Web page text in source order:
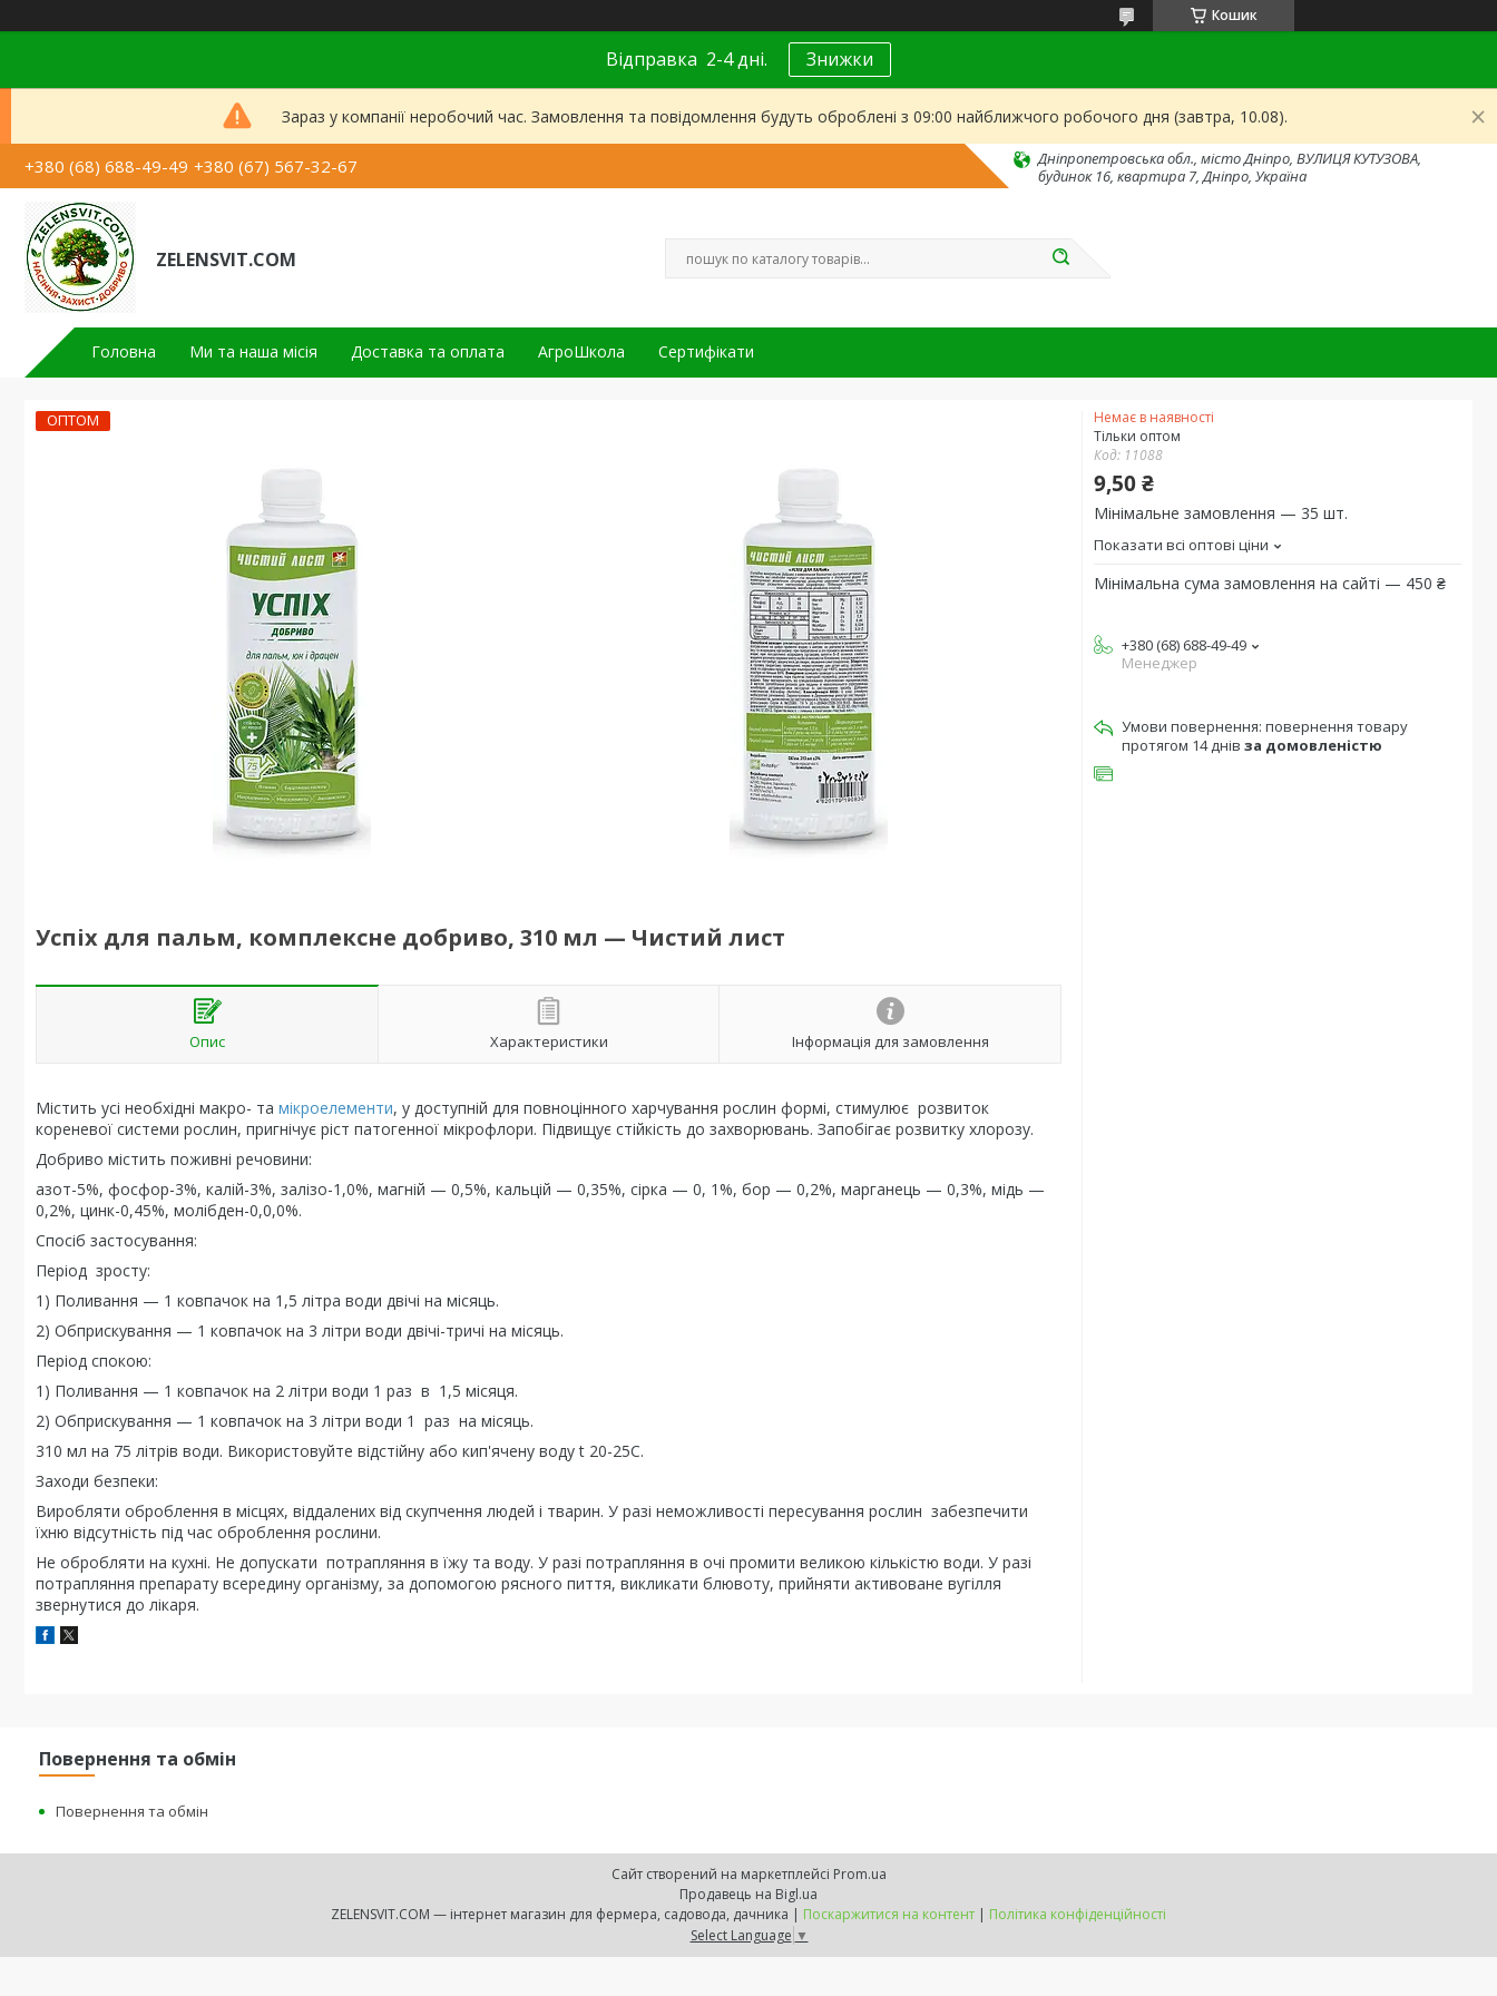
Кошик
Відправка 2-4 дні. Знижки
Зараз у компанії неробочий час. Замовлення та повідомлення будуть оброблені з 09:00 найближчого робочого дня (завтра, 10.08).
+380 (68) 688-49-49 +380 (67) 567-32-67
Дніпропетровська обл., місто Дніпро, ВУЛИЦЯ КУТУЗОВА,
будинок 16, квартира 7, Дніпро, Україна
ZELENSVIT.COM
Головна Ми та наша місія Доставка та оплата АгроШкола Сертифікати
ОПТОМ
Успіх для пальм, комплексне добриво, 310 мл — Чистий лист
Опис Характеристики Інформація для замовлення
Містить усі необхідні макро- та мікроелементи, у доступній для повноцінного харчування рослин формі, стимулює розвиток
кореневої системи рослин, пригнічує ріст патогенної мікрофлори. Підвищує стійкість до захворювань. Запобігає розвитку хлорозу.
Добриво містить поживні речовини:
азот-5%, фосфор-3%, калій-3%, залізо-1,0%, магній — 0,5%, кальцій — 0,35%, сірка — 0, 1%, бор — 0,2%, марганець — 0,3%, мідь —
0,2%, цинк-0,45%, молібден-0,0,0%.
Спосіб застосування:
Період зросту:
1) Поливання — 1 ковпачок на 1,5 літра води двічі на місяць.
2) Обприскування — 1 ковпачок на 3 літри води двічі-тричі на місяць.
Період спокою:
1) Поливання — 1 ковпачок на 2 літри води 1 раз в 1,5 місяця.
2) Обприскування — 1 ковпачок на 3 літри води 1 раз на місяць.
310 мл на 75 літрів води. Використовуйте відстійну або кип'ячену воду t 20-25C.
Заходи безпеки:
Виробляти оброблення в місцях, віддалених від скупчення людей і тварин. У разі неможливості пересування рослин забезпечити
їхню відсутність під час оброблення рослини.
Не обробляти на кухні. Не допускати потрапляння в їжу та воду. У разі потрапляння в очі промити великою кількістю води. У разі
потрапляння препарату всередину організму, за допомогою рясного пиття, викликати блювоту, прийняти активоване вугілля
звернутися до лікаря.
Немає в наявності
Тільки оптом
Код: 11088
9,50 ₴
Мінімальне замовлення — 35 шт.
Показати всі оптові ціни
Мінімальна сума замовлення на сайті — 450 ₴
+380 (68) 688-49-49
Менеджер
повернення товару
протягом 14 днів за домовленістю
Повернення та обмін
Повернення та обмін
Сайт створений на маркетплейсі Prom.ua
Продавець на Bigl.ua
ZELENSVIT.COM — інтернет магазин для фермера, садовода, дачника | Поскаржитися на контент | Політика конфіденційності
Select Language ▼